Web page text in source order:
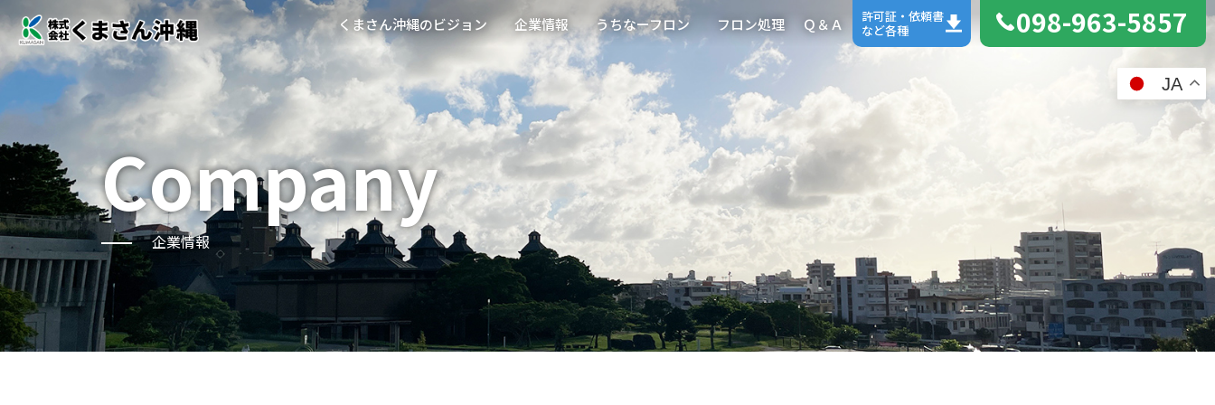
くまさん沖縄のビジョン 企業情報 うちなーフロン フロン処理 Ｑ＆Ａ
許可証・依頼書
など各種
098-963-5857
JA
Company
企業情報